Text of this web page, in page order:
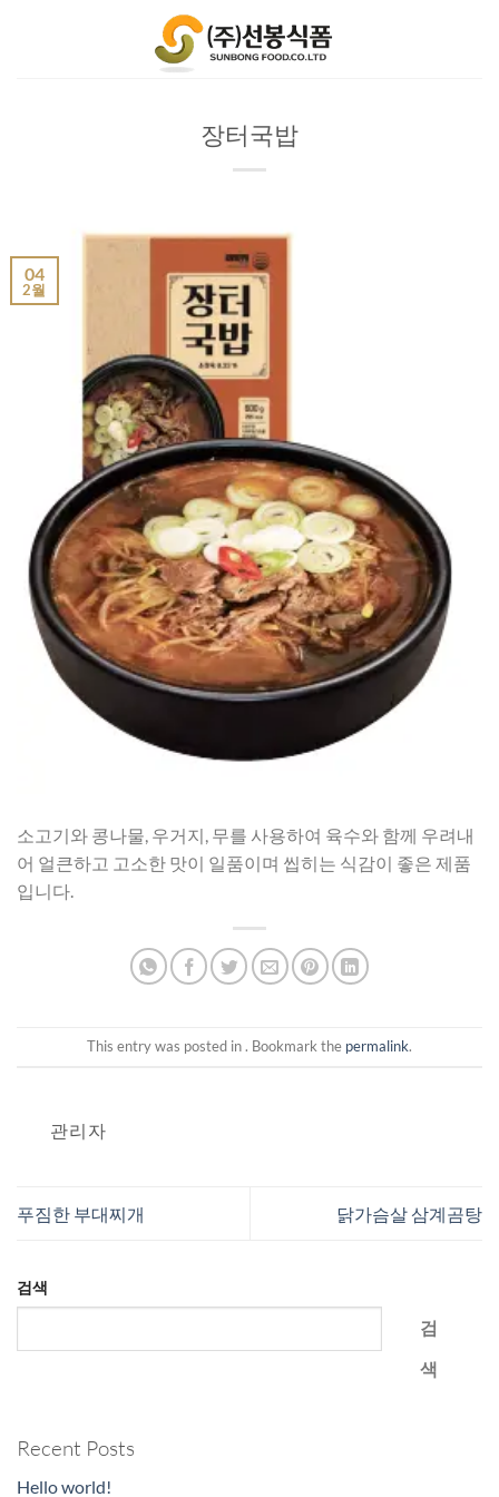
장터국밥
04
2월
소고기와 콩나물, 우거지, 무를 사용하여 육수와 함께 우려내
어 얼큰하고 고소한 맛이 일품이며 씹히는 식감이 좋은 제품
입니다.
This entry was posted in . Bookmark the permalink.
관리자
푸짐한 부대찌개 닭가슴살 삼계곰탕
검색
검
색
Recent Posts
Hello world!